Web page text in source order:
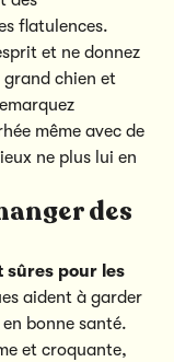
flatulences.
et ne donnez
grand chien et
même avec de
ne plus lui en
des
sûres pour les
aident à garder
bonne santé.
et croquante,